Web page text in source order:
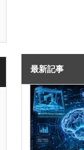
最新記事